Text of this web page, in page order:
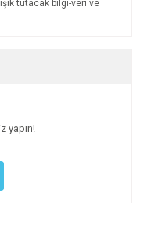
tutacak bilgi-veri ve
yapın!